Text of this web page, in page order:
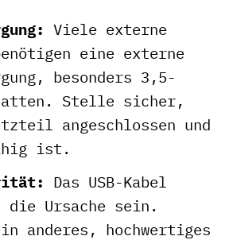
Viele externe
eine externe
besonders 3,5-
Stelle sicher,
angeschlossen und
ist.
Das USB-Kabel
die Ursache sein.
anderes, hochwertiges